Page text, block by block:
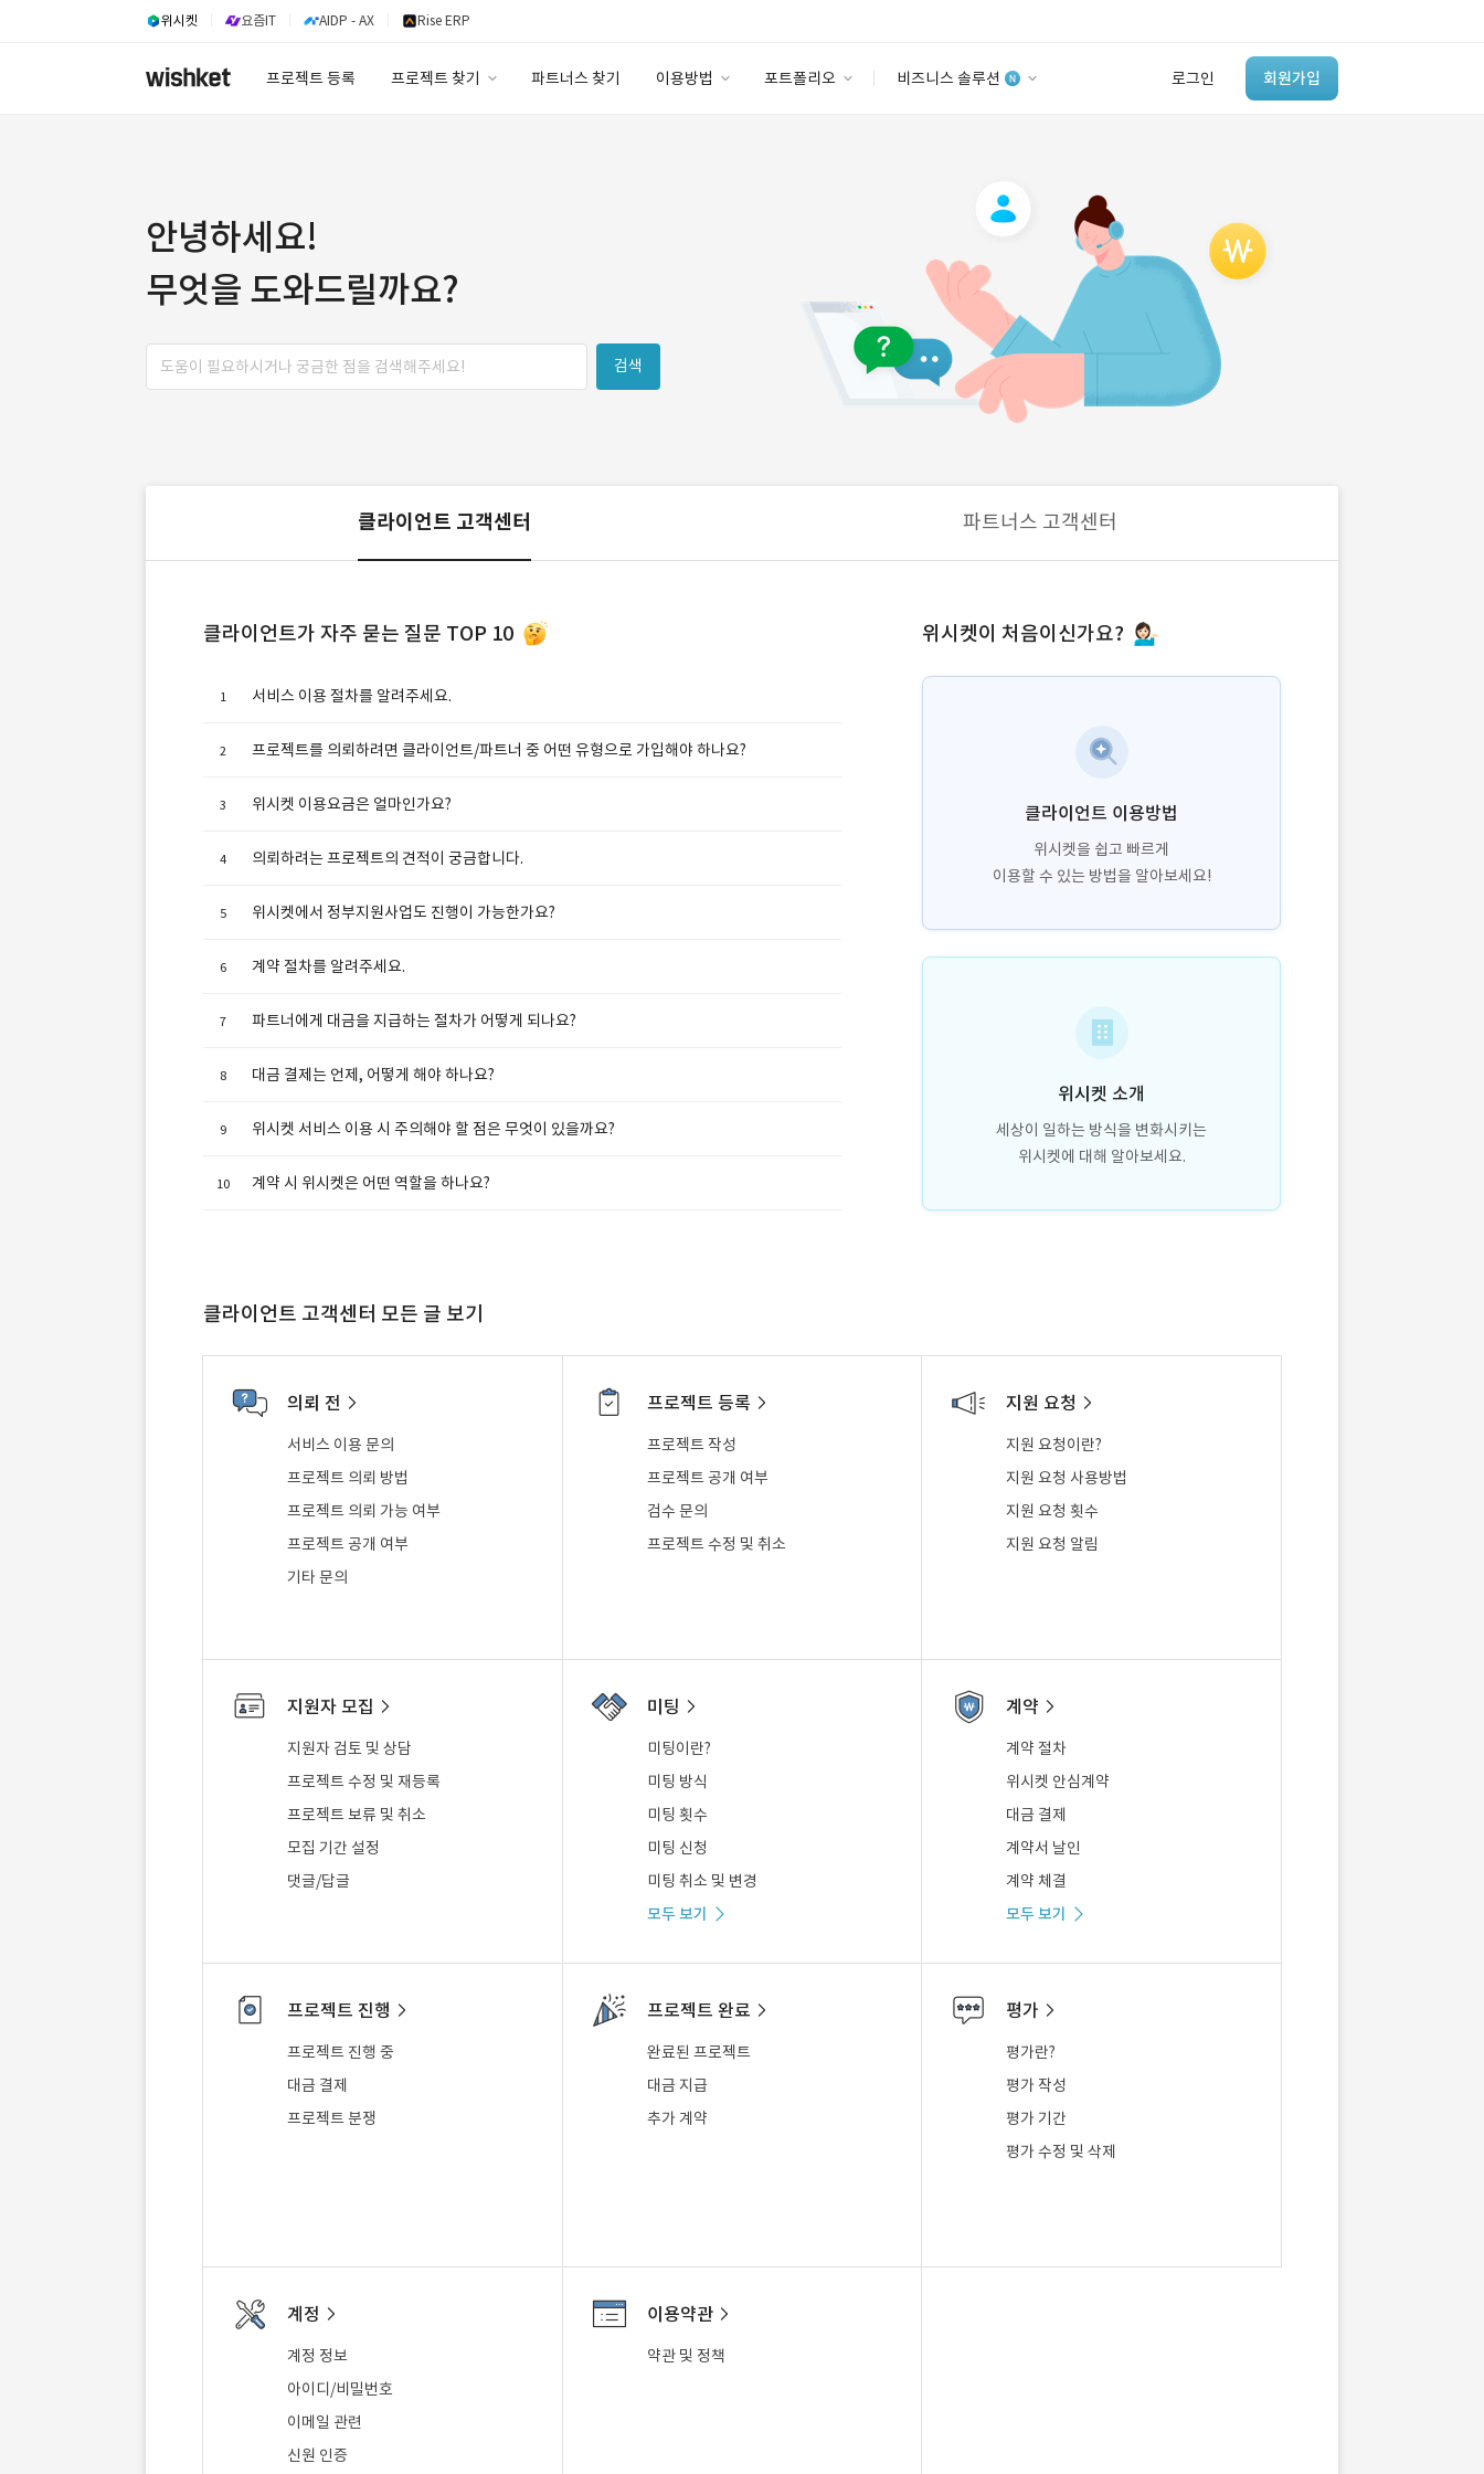
위시켓 요즘IT AIDP - AX Rise ERP
프로젝트 등록 프로젝트 찾기 파트너스 찾기 이용방법 포트폴리오 비즈니스 솔루션 로그인 회원가입
‘이런 거’ 만들어본
개발 회사 있어?
바로가기
안녕하세요!
무엇을 도와드릴까요?
검색
클라이언트 고객센터 파트너스 고객센터
클라이언트가 자주 묻는 질문 TOP 10
서비스 이용 절차를 알려주세요.
프로젝트를 의뢰하려면 클라이언트/파트너 중 어떤 유형으로 가입해야 하나요?
위시켓 이용요금은 얼마인가요?
의뢰하려는 프로젝트의 견적이 궁금합니다.
위시켓에서 정부지원사업도 진행이 가능한가요?
계약 절차를 알려주세요.
파트너에게 대금을 지급하는 절차가 어떻게 되나요?
대금 결제는 언제, 어떻게 해야 하나요?
위시켓 서비스 이용 시 주의해야 할 점은 무엇이 있을까요?
계약 시 위시켓은 어떤 역할을 하나요?
위시켓이 처음이신가요?
클라이언트 이용방법
위시켓을 쉽고 빠르게
이용할 수 있는 방법을 알아보세요!
위시켓 소개
세상이 일하는 방식을 변화시키는
위시켓에 대해 알아보세요.
클라이언트 고객센터 모든 글 보기
의뢰 전
서비스 이용 문의
프로젝트 의뢰 방법
프로젝트 의뢰 가능 여부
프로젝트 공개 여부
기타 문의
프로젝트 등록
프로젝트 작성
프로젝트 공개 여부
검수 문의
프로젝트 수정 및 취소
지원 요청
지원 요청이란?
지원 요청 사용방법
지원 요청 횟수
지원 요청 알림
지원자 모집
지원자 검토 및 상담
프로젝트 수정 및 재등록
프로젝트 보류 및 취소
모집 기간 설정
댓글/답글
미팅
미팅이란?
미팅 방식
미팅 횟수
미팅 신청
미팅 취소 및 변경
모두 보기
계약
계약 절차
위시켓 안심계약
대금 결제
계약서 날인
계약 체결
모두 보기
프로젝트 진행
프로젝트 진행 중
대금 결제
프로젝트 분쟁
프로젝트 완료
완료된 프로젝트
대금 지급
추가 계약
평가
평가란?
평가 작성
평가 기간
평가 수정 및 삭제
계정
계정 정보
아이디/비밀번호
이메일 관련
신원 인증
이용약관
약관 및 정책